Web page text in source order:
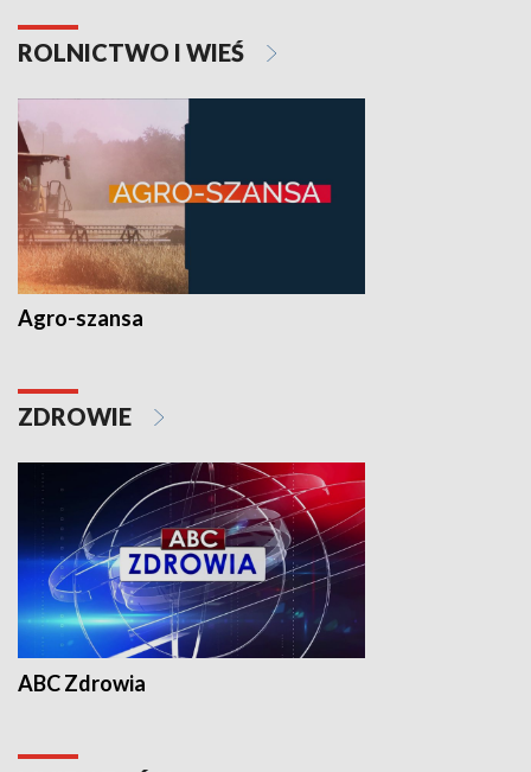
ROLNICTWO I WIEŚ
Agro-szansa
ZDROWIE
ABC Zdrowia